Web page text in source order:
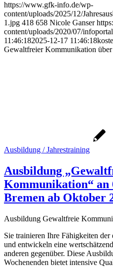
https://www.gfk-info.de/wp-
content/uploads/2025/12/
1.jpg 418 658 Nicole Ganser
content/uploads/2020/07/
11:46:182025-12-17 11:46:18
Gewaltfreier Kommunikation
Ausbildung / Jahrestraining
Ausbildung
Kommunikation“ an
Bremen ab Oktober
Ausbildung Gewaltfreie
Sie trainieren Ihre Fähigkeiten
und entwickeln eine
anderen gegenüber. Diese
Wochenenden bietet intensive